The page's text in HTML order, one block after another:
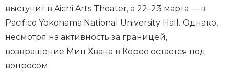
выступит в Aichi Arts Theater, а 22–23 марта — в
Pacifico Yokohama National University Hall. Однако,
несмотря на активность за границей,
возвращение Мин Хвана в Корее остается под
вопросом.